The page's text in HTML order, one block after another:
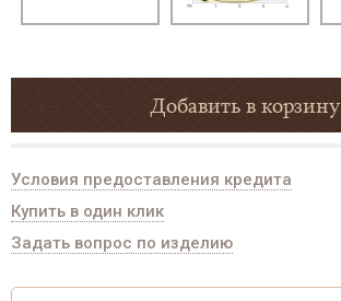
Добавить в корзину
Условия предоставления кредита
Купить в один клик
Задать вопрос по изделию